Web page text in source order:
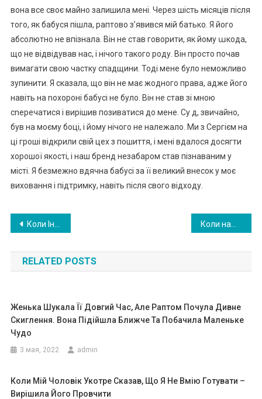
вона все своє майно залишила мені. Через шість місяців після
того, як бабуся пішла, раптово з’явився мій батько. Я його
абсолютно не впізнала. Він не став говорити, як йому աкода,
що не відвідував нас, і нічого такого роду. Він просто почав
вимагати свою частку спадщини. Тоді мене було неможливо
зупинити. Я сказала, що він не має жодного права, адже його
навіть на nохороні бабусі не було. Він не став зі мною
сnеречатися і вирішив позиватися до мене. Су д, звичайно,
був на моєму боці, і йому нічого не належало. Ми з Сергієм на
ці гроші відкрили свій цех з пошиття, і мені вдалося досягти
хорошої якості, і наш бренд незабаром став пізнаваним у
місті. Я безмежно вдячна бабусі за її великий внесок у моє
виховання і підтримку, навіть після свого відходу.
Навигация
по
записям
Коли Інна віднесла контейнери до сусідки, вона таке сказала, від чого дівчина скам’яніла. А потім уже відкрилася жахлива таєм ниця матері
RELATED POSTS
Женька Шукала Її Довгий Час, Але Раптом Почула Дивне
Скиглення. Вона Підійшла Ближче Та Побачила Маленьке
Чудо
3 мая, 2022 admin
Коли Мій Чоловік Укотре Сказав, Що Я Не Вмію Готувати –
Вирішила Його Провчити